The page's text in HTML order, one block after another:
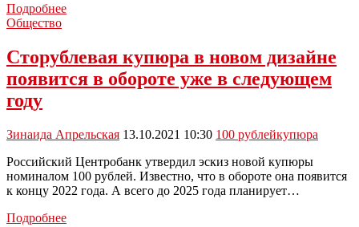
ПодробнееТулякам
пятитысячную
купюру
Общество
Сторублевая купюра в новом дизайне
появится в обороте уже в следующем
году
Зинаида Апрельская 13.10.2021 10:30 100 рублейкупюра
Российский Центробанк утвердил эскиз новой купюры
номиналом 100 рублей. Известно, что в обороте она появится
к концу 2022 года. А всего до 2025 года планирует…
ПодробнееСторублевая